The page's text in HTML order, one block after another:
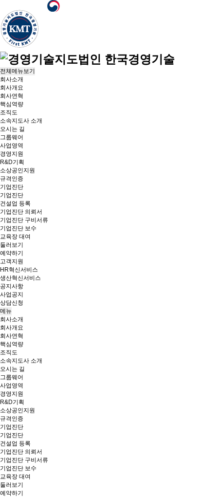
전체메뉴보기
회사소개
회사개요
회사연혁
핵심역량
조직도
소속지도사 소개
오시는 길
그룹웨어
사업영역
경영지원
R&D기획
소상공인지원
규격인증
기업진단
기업진단
건설업 등록
기업진단 의뢰서
기업진단 구비서류
기업진단 보수
교육장 대여
둘러보기
예약하기
고객지원
HR혁신서비스
생산혁신서비스
공지사항
사업공지
상담신청
메뉴
회사소개
회사개요
회사연혁
핵심역량
조직도
소속지도사 소개
오시는 길
그룹웨어
사업영역
경영지원
R&D기획
소상공인지원
규격인증
기업진단
기업진단
건설업 등록
기업진단 의뢰서
기업진단 구비서류
기업진단 보수
교육장 대여
둘러보기
예약하기